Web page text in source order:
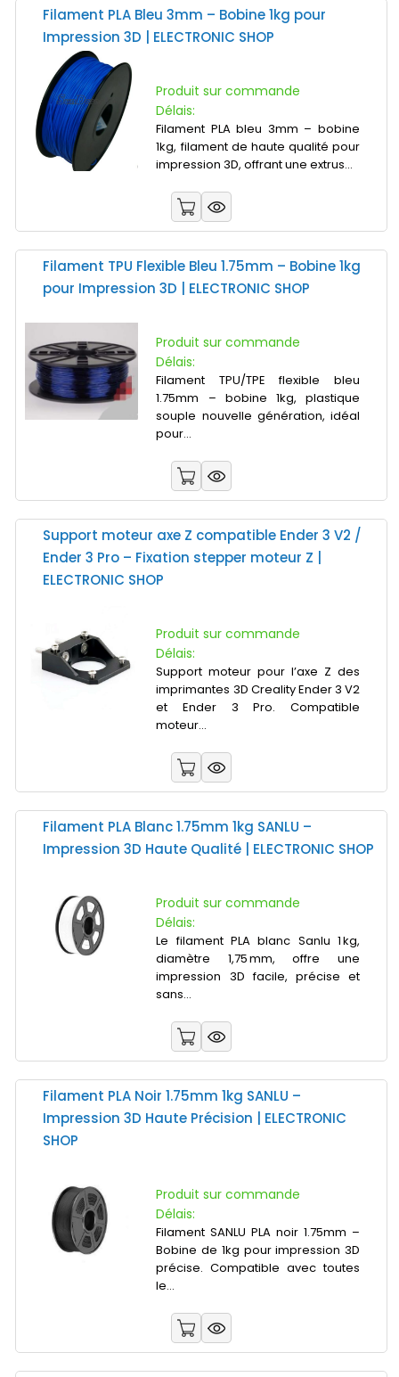
Filament PLA Bleu 3mm – Bobine 1kg pour
Impression 3D | ELECTRONIC SHOP
Produit sur commande
Délais:
Filament PLA bleu 3mm – bobine
1kg, filament de haute qualité pour
impression 3D, offrant une extrus...
Filament TPU Flexible Bleu 1.75mm – Bobine 1kg
pour Impression 3D | ELECTRONIC SHOP
Produit sur commande
Délais:
Filament TPU/TPE flexible bleu
1.75mm – bobine 1kg, plastique
souple nouvelle génération, idéal
pour...
Support moteur axe Z compatible Ender 3 V2 /
Ender 3 Pro – Fixation stepper moteur Z |
ELECTRONIC SHOP
Produit sur commande
Délais:
Support moteur pour l’axe Z des
imprimantes 3D Creality Ender 3 V2
et Ender 3 Pro. Compatible
moteur...
Filament PLA Blanc 1.75mm 1kg SANLU –
Impression 3D Haute Qualité | ELECTRONIC SHOP
Produit sur commande
Délais:
Le filament PLA blanc Sanlu 1 kg,
diamètre 1,75 mm, offre une
impression 3D facile, précise et
sans...
Filament PLA Noir 1.75mm 1kg SANLU –
Impression 3D Haute Précision | ELECTRONIC
SHOP
Produit sur commande
Délais:
Filament SANLU PLA noir 1.75mm –
Bobine de 1kg pour impression 3D
précise. Compatible avec toutes
le...